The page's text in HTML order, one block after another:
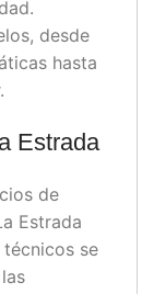
desde
hasta
Estrada
de
Estrada
se